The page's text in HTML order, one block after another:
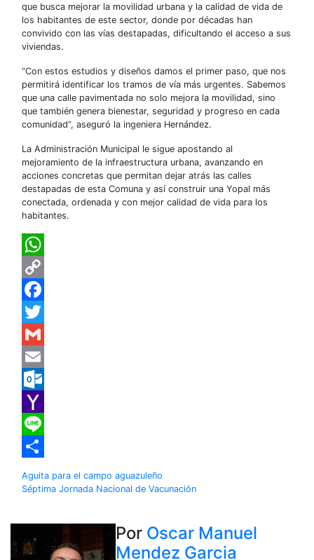
que busca mejorar la movilidad urbana y la calidad de vida de
los habitantes de este sector, donde por décadas han
convivido con las vías destapadas, dificultando el acceso a sus
viviendas.
“Con estos estudios y diseños damos el primer paso, que nos
permitirá identificar los tramos de vía más urgentes. Sabemos
que una calle pavimentada no solo mejora la movilidad, sino
que también genera bienestar, seguridad y progreso en cada
comunidad”, aseguró la ingeniera Hernández.
La Administración Municipal le sigue apostando al
mejoramiento de la infraestructura urbana, avanzando en
acciones concretas que permitan dejar atrás las calles
destapadas de esta Comuna y así construir una Yopal más
conectada, ordenada y con mejor calidad de vida para los
habitantes.
WhatsApp
Copy
Link
Facebook
Twitter
Gmail
Email
Outlook.com
Yahoo
Mail
Line
Navegación
entradas
Aguita para el campo aguazuleño
Séptima Jornada Nacional de Vacunación
Por Oscar Manuel
Mendez Garcia